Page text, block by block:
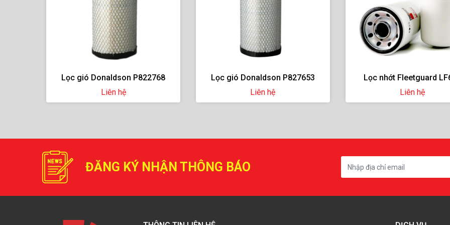
Lọc gió Donaldson P822768
Liên hệ
Lọc gió Donaldson P827653
Liên hệ
Lọc nhớt Fleetguard
Liên hệ
ĐĂNG KÝ NHẬN THÔNG BÁO